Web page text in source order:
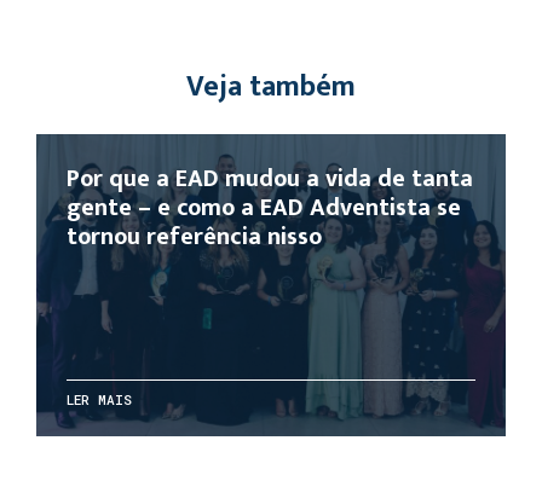
Veja também
Por que a EAD mudou a vida de tanta
gente – e como a EAD Adventista se
tornou referência nisso
LER MAIS